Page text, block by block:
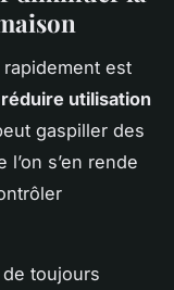
est
réduire utilisation
gaspiller des
s’en rende
toujours